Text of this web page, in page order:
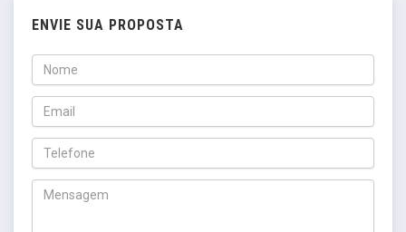
ENVIE SUA PROPOSTA